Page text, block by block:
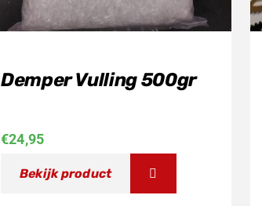
Demper Vulling 500gr
€24,95
Bekijk product